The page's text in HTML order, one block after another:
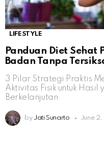
LIFESTYLE
Panduan Diet Sehat
Badan Tanpa
3 Pilar Strategi Praktis
Aktivitas Fisik untuk Hasil
Berkelanjutan
by Jati Sunarto June